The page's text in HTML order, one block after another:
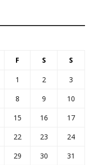
F S S
1 2
3
8 9
10
15 16
17
22 23
24
29 30
31